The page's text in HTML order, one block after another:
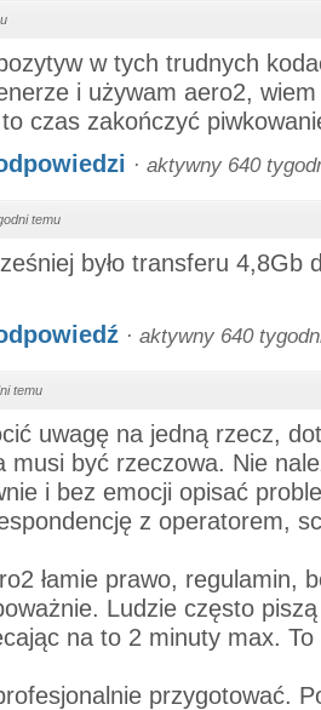
w tych trudnych
i używam aero2,
czas zakończyć
· aktywny 640
temu
było transferu 4,8Gb
· aktywny 640
temu
uwagę na jedną rzecz,
musi być rzeczowa. Nie
i bez emocji opisać
z operatorem,
łamie prawo, regulamin,
Ludzie często piszą
na to 2 minuty max.
przygotować.